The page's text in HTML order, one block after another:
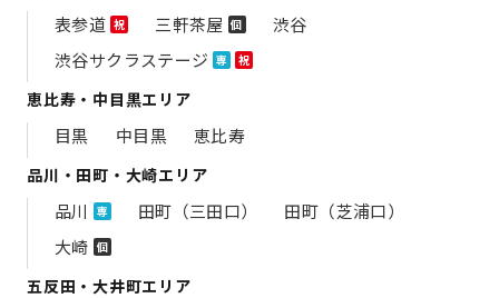
表参道 祝 三軒茶屋 個
渋谷
渋谷サクラステージ 専 祝
恵比寿・中目黒エリア
目黒 中目黒 恵比寿
品川・田町・大崎エリア
品川 専 田町（三田口）
田町（芝浦口）
大崎 個
五反田・大井町エリア